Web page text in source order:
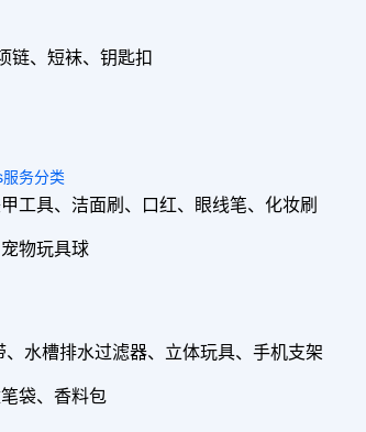
链、短袜、钥匙扣
服务分类
工具、洁面刷、口红、眼线笔、化妆刷
物玩具球
水槽排水过滤器、立体玩具、手机支架
袋、香料包